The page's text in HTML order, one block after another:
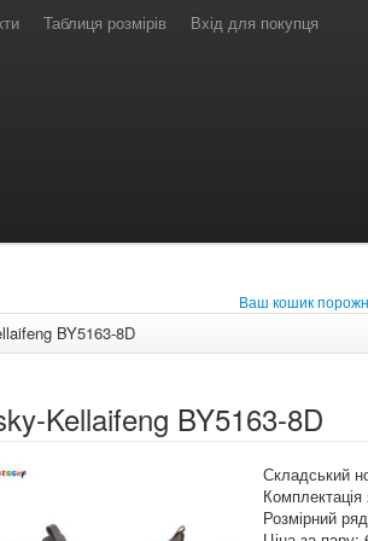
Таблиця розмірів Вхід для покупця
Ваш кошик
BY5163-8D
Kellaifeng BY5163-8D
Складський
Розмірний